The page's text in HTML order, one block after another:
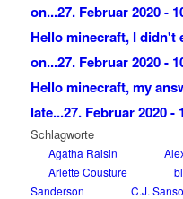
on...27. Februar 2020 -
Hello minecraft, I didn't
on...27. Februar 2020 -
Hello minecraft, my
late...27. Februar 2020 -
Schlagworte
Agatha Raisin
Arlette Cousture
Sanderson
C.J.